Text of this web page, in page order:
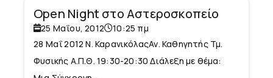
Open Night στο Αστεροσκοπείο
25 Μαΐου, 2012
10:25 πμ
28 Μαΐ 2012 Ν. ΚαρανικόλαςΑν. Καθηγητής Τμ.
Φυσικής Α.Π.Θ. 19:30-20:30 Διάλεξη με θέμα: